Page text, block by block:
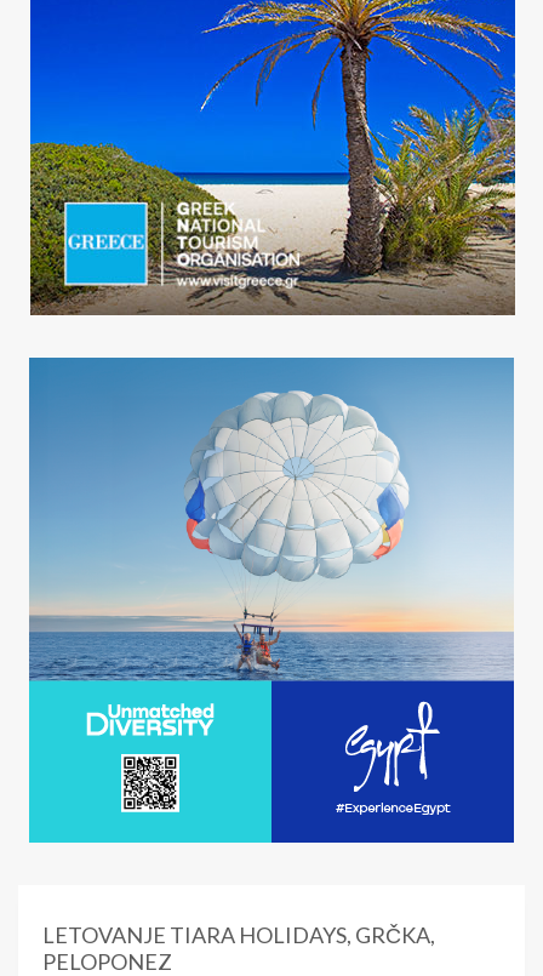
LETOVANJE TIARA HOLIDAYS, GRČKA,
PELOPONEZ